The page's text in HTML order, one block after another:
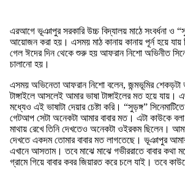
এরআগে ভূঞাপুর সরকারি উচ্চ বিদ্যালয় মাঠে সংবর্ধনা ও
আয়োজন করা হয়। এসময় মাঠ কানায় কানায় পূর্ন হয়ে
গেল ঈদের দিন থেকে শুরু হয় আফরান নিশো অভিনীত
চালানো হয়।
এসময় অভিনেতা আফরান নিশো বলেন, জন্মভূমির
টাঙ্গাইলে আসলেই আমার ভাষা টাঙ্গাইলের মত হয়ে যায়।
মধ্যেও এই ভাষাটা দেয়ার চেষ্টা করি। “সুড়ঙ্গ”
গেটআপ সেটা অনেকটা আমার বাবার মত। এটা কাউকে
মাথায় রেখে তিনি দেখতেও অনেকটা ওইরকম ছিলেন।
দেখতে একদম তোমার বাবার মত লাগতেছে। ভূঞাপুর
এখানে আসতাম। তবে মাঝে মাঝে গভীররাতে বাবার কথা
গ্রামে গিয়ে বাবার কবর জিয়ারত করে চলে যাই। তবে